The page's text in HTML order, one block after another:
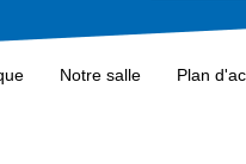
Notre salle Plan